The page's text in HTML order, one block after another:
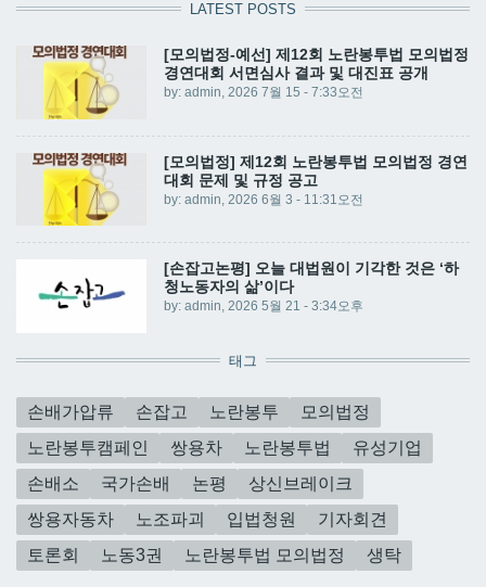
LATEST POSTS
[모의법정-예선] 제12회 노란봉투법 모의법정
경연대회 서면심사 결과 및 대진표 공개
by: admin, 2026 7월 15 - 7:33오전
[모의법정] 제12회 노란봉투법 모의법정 경연
대회 문제 및 규정 공고
by: admin , 2026 6월 3 - 11:31오전
[손잡고논평] 오늘 대법원이 기각한 것은 ‘하
청노동자의 삶’이다
by: admin, 2026 5월 21 - 3:34오후
태그
손배가압류 손잡고 노란봉투
모의법정
노란봉투캠페인
쌍용차 노란봉투법
유성기업
손배소
국가손배 논평
상신브레이크
쌍용자동차
노조파괴 입법청원
기자회견
토론회
노동3권 노란봉투법 모의법정 생탁